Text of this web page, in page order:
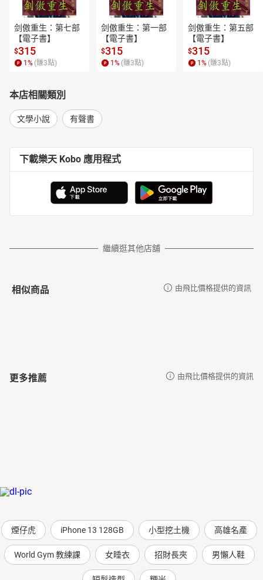
剑傲重生：第七部
【電子書】
$315
1 % (賺3點)
剑傲重生：第一部
【電子書】
$315
1 % (賺3點)
剑傲重生：第五部
【電子書】
$315
1 % (賺3點)
本店相關類別
文學小說 有聲書
下載樂天 Kobo 應用程式
繼續逛其他店舖
相似商品 由飛比價格提供的資訊
更多推薦 由飛比價格提供的資訊
煙仔虎 iPhone 13 128GB 小型挖土機 高雄名產
World Gym 教練課 女睡衣 招財長夾 男懶人鞋